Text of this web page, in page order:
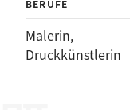
BERUFE
Malerin,
Druckkünstlerin